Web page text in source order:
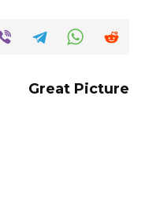
Great Picture